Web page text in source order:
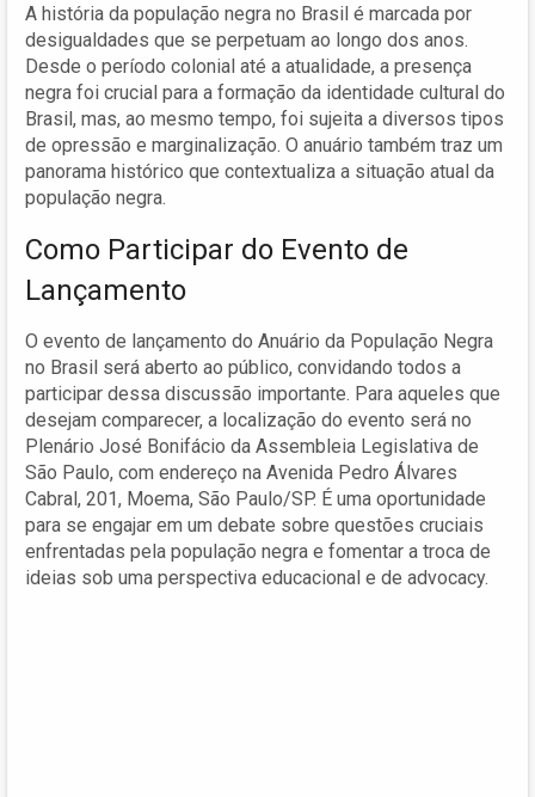
A história da população negra no Brasil é marcada por
desigualdades que se perpetuam ao longo dos anos.
Desde o período colonial até a atualidade, a presença
negra foi crucial para a formação da identidade cultural do
Brasil, mas, ao mesmo tempo, foi sujeita a diversos tipos
de opressão e marginalização. O anuário também traz um
panorama histórico que contextualiza a situação atual da
população negra.
Como Participar do Evento de
Lançamento
O evento de lançamento do Anuário da População Negra
no Brasil será aberto ao público, convidando todos a
participar dessa discussão importante. Para aqueles que
desejam comparecer, a localização do evento será no
Plenário José Bonifácio da Assembleia Legislativa de
São Paulo, com endereço na Avenida Pedro Álvares
Cabral, 201, Moema, São Paulo/SP. É uma oportunidade
para se engajar em um debate sobre questões cruciais
enfrentadas pela população negra e fomentar a troca de
ideias sob uma perspectiva educacional e de advocacy.